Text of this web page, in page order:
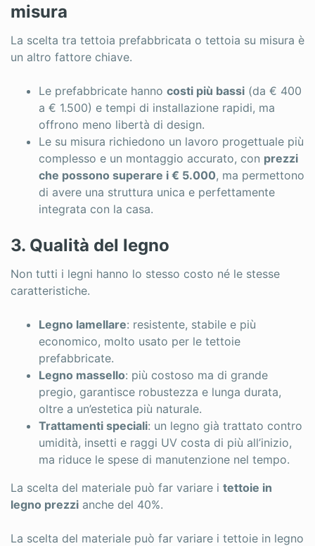
misura
La scelta tra tettoia prefabbricata o tettoia su misura è
un altro fattore chiave.
Le prefabbricate hanno costi più bassi (da € 400
a € 1.500) e tempi di installazione rapidi, ma
offrono meno libertà di design.
Le su misura richiedono un lavoro progettuale più
complesso e un montaggio accurato, con prezzi
che possono superare i € 5.000, ma permettono
di avere una struttura unica e perfettamente
integrata con la casa.
3. Qualità del legno
Non tutti i legni hanno lo stesso costo né le stesse
caratteristiche.
Legno lamellare: resistente, stabile e più
economico, molto usato per le tettoie
prefabbricate.
Legno massello: più costoso ma di grande
pregio, garantisce robustezza e lunga durata,
oltre a un’estetica più naturale.
Trattamenti speciali: un legno già trattato contro
umidità, insetti e raggi UV costa di più all’inizio,
ma riduce le spese di manutenzione nel tempo.
La scelta del materiale può far variare i tettoie in
legno prezzi anche del 40%.
La scelta del materiale può far variare i tettoie in legno